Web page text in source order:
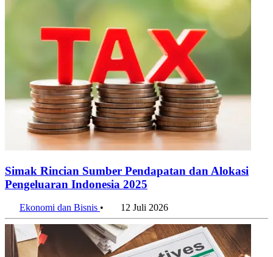
Simak Rincian Sumber Pendapatan dan Alokasi
Pengeluaran Indonesia 2025
Ekonomi dan Bisnis • 12 Juli 2026